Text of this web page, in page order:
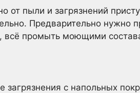
от пыли и загрязнений
Предварительно нужно
всё промыть моющими
загрязнения с напольных